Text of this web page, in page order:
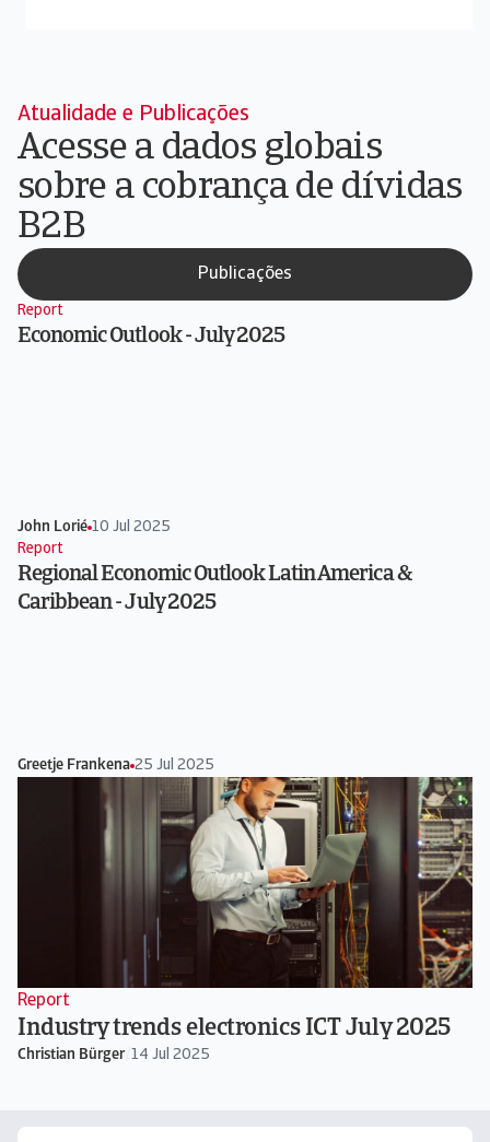
Atualidade e Publicações
Acesse a dados globais
sobre a cobrança de dívidas
B2B
Publicações
Report
Economic Outlook - July 2025
John Lorié 10 Jul 2025
Report
Regional Economic Outlook Latin America &
Caribbean - July 2025
Greetje Frankena 25 Jul 2025
Report
Industry trends electronics ICT July 2025
Christian Bürger/ 14 Jul 2025